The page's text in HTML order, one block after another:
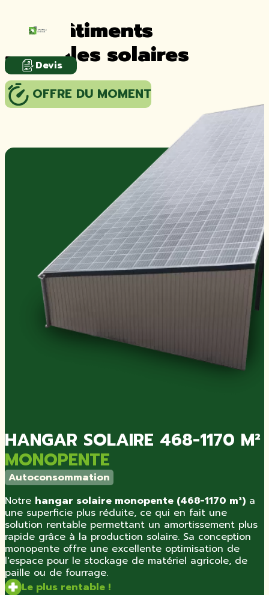
Devis
Nos bâtiments
agricoles solaires
OFFRE DU MOMENT
HANGAR SOLAIRE 468-1170 M²
MONOPENTE
Autoconsommation
Notre hangar solaire monopente (468-1170 m²) a
une superficie plus réduite, ce qui en fait une
solution rentable permettant un amortissement plus
rapide grâce à la production solaire. Sa conception
monopente offre une excellente optimisation de
l'espace pour le stockage de matériel agricole, de
paille ou de fourrage.
Le plus rentable !